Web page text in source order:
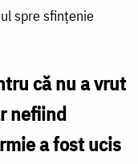
spre sfințenie
că nu a vrut
nefiind
a fost ucis